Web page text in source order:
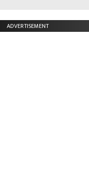
ADVERTISEMENT